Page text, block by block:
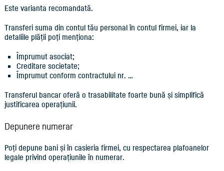
Este varianta recomandată.
Transferi suma din contul tău personal în contul firmei, iar la
detaliile plății poți menționa:
Împrumut asociat;
Creditare societate;
Împrumut conform contractului nr. …
Transferul bancar oferă o trasabilitate foarte bună și simplifică
justificarea operațiunii.
Depunere numerar
Poți depune bani și în casieria firmei, cu respectarea plafoanelor
legale privind operațiunile în numerar.